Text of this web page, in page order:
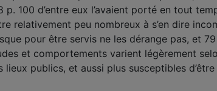
100 d’entre eux l’avaient porté en tout
relativement peu nombreux à s’en dire
pour être servis ne les dérange pas, et
et comportements varient légèrement
publics, et aussi plus susceptibles